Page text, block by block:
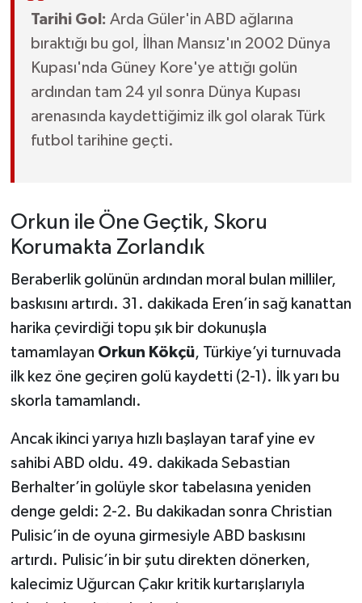
Tarihi Gol: Arda Güler'in ABD ağlarına
bıraktığı bu gol, İlhan Mansız'ın 2002 Dünya
Kupası'nda Güney Kore'ye attığı golün
ardından tam 24 yıl sonra Dünya Kupası
arenasında kaydettiğimiz ilk gol olarak Türk
futbol tarihine geçti.
Orkun ile Öne Geçtik, Skoru
Korumakta Zorlandık
Beraberlik golünün ardından moral bulan milliler,
baskısını artırdı. 31. dakikada Eren’in sağ kanattan
harika çevirdiği topu şık bir dokunuşla
tamamlayan Orkun Kökçü, Türkiye’yi turnuvada
ilk kez öne geçiren golü kaydetti (2-1). İlk yarı bu
skorla tamamlandı.
Ancak ikinci yarıya hızlı başlayan taraf yine ev
sahibi ABD oldu. 49. dakikada Sebastian
Berhalter’in golüyle skor tabelasına yeniden
denge geldi: 2-2. Bu dakikadan sonra Christian
Pulisic’in de oyuna girmesiyle ABD baskısını
artırdı. Pulisic’in bir şutu direkten dönerken,
kalecimiz Uğurcan Çakır kritik kurtarışlarıyla